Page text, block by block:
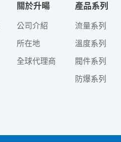
關於升暘
公司介紹
所在地
全球代理商
產品系列
流量系列
溫度系列
閥件系列
防爆系列